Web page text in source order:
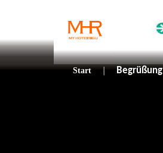
Start Begrüßung